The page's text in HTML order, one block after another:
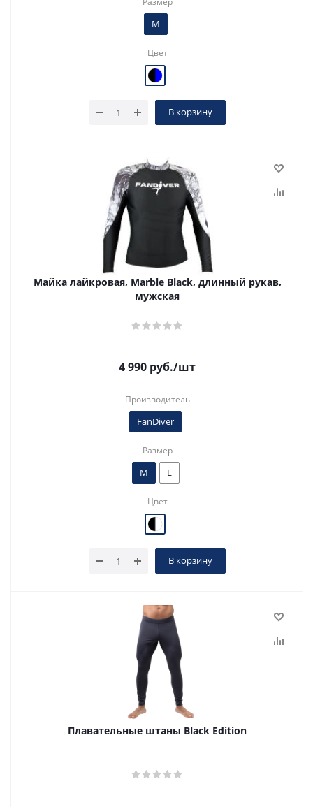
M
Цвет
В корзину
Майка лайкровая, Marble Black, длинный рукав,
мужская
4 990 руб./шт
Производитель
FanDiver
Размер
M L
Цвет
В корзину
Плавательные штаны Black Edition